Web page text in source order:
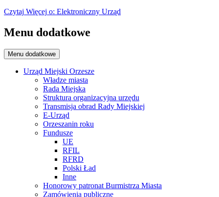
Czytaj Więcej o: Elektroniczny Urząd
Menu dodatkowe
Menu dodatkowe
Urząd Miejski Orzesze
Władze miasta
Rada Miejska
Struktura organizacyjna urzędu
Transmisja obrad Rady Miejskiej
E-Urząd
Orzeszanin roku
Fundusze
UE
RFIL
RFRD
Polski Ład
Inne
Honorowy patronat Burmistrza Miasta
Zamówienia publiczne